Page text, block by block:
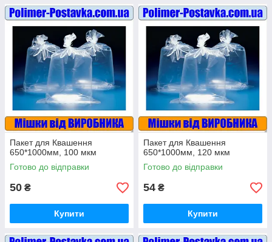
Пакет для Квашення
650*1000мм, 100 мкм
Готово до відправки
50 ₴
Купити
Пакет для Квашення
650*1000мм, 120 мкм
Готово до відправки
54 ₴
Купити